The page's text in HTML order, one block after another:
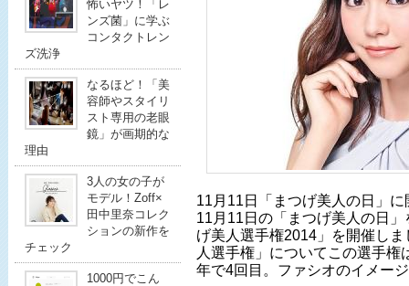
怖いヤツ！「レ
ンズ菌」に学ぶ
コンタクトレン
ズ洗浄
なるほど！「美
容師やスタイリ
スト専用の老眼
鏡」が画期的な
理由
3人の女の子が
モデル！Zoff×
田中里奈コレク
ションの新作を
チェック
1000円でこん
11月11日「まつげ美人の日」
11月11日の「まつげ美人の日
げ美人選手権2014」を開催し
人選手権」についてこの選手権
年で4回目。ファシオのイメー